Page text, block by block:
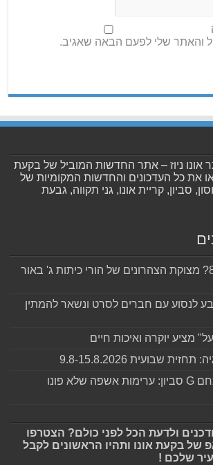
והאתר שלי לפעם הבאה שאגיב.
אונו ניוז – אתר החדשות המוביל של בקעת
את כל העדכונים והחדשות המקומיות של
סביון, קריית אונו, גני תקווה, גבעת
מי ישמור על בני ה-8? מצוקת הצהרונים של הורי כיתות ג' באור
קו 8א'? קבע לנסוע עם חברים לסרט ונשאר להמתין
מציע יוקרה ואיכות חיים
שבועית 9.8-15.8.2026
מפגע סביבתי במתחם G סביון: ערימות אשפה שלא פונו
ולדעת הכל לפני כולם? הצטרפו
של בקעת אונו ותהיו הראשונים לקבל
שלכם !